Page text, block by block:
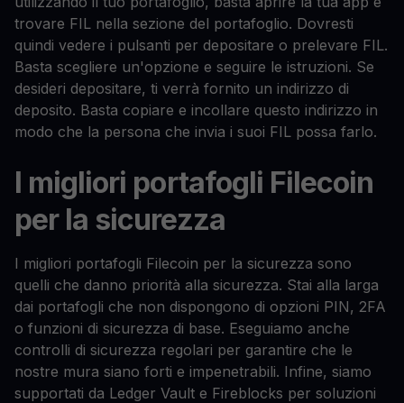
trovare FIL nella sezione del portafoglio. Dovresti
quindi vedere i pulsanti per depositare o prelevare FIL.
Basta scegliere un'opzione e seguire le istruzioni. Se
desideri depositare, ti verrà fornito un indirizzo di
deposito. Basta copiare e incollare questo indirizzo in
modo che la persona che invia i suoi FIL possa farlo.
I migliori portafogli Filecoin
per la sicurezza
I migliori portafogli Filecoin per la sicurezza sono
quelli che danno priorità alla sicurezza. Stai alla larga
dai portafogli che non dispongono di opzioni PIN, 2FA
o funzioni di sicurezza di base. Eseguiamo anche
controlli di sicurezza regolari per garantire che le
nostre mura siano forti e impenetrabili. Infine, siamo
supportati da Ledger Vault e Fireblocks per soluzioni